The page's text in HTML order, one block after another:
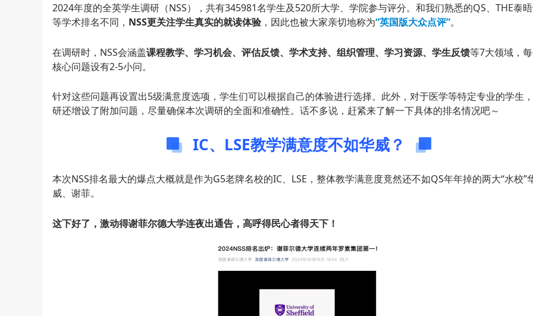
2024年度的全英学生调研（NSS），共有345981名学生及520所大学、学院参与评分。和我们熟悉的QS、THE泰
等学术排名不同， NSS更关注学生真实的就读体验 ，因此也被大家亲切地称为“英国版大众点评”。
在调研时，NSS会涵盖课程教学、学习机会、评估反馈、学术支持、组织管理、学习资源、学生反馈等7大领域，
核心问题设有2-5小问。
针对这些问题再设置出5级满意度选项，学生们可以根据自己的体验进行选择。此外，对于医学等特定专业的学生
研还增设了附加问题，尽量确保本次调研的全面和准确性。话不多说，赶紧来了解一下具体的排名情况吧～
IC、LSE教学满意度不如华威？
本次NSS排名最大的爆点大概就是作为G5老牌名校的IC、LSE，整体教学满意度竟然还不如QS年年掉的两大“水校”
威、谢菲。
这下好了，激动得谢菲尔德大学连夜出通告，高呼得民心者得天下！